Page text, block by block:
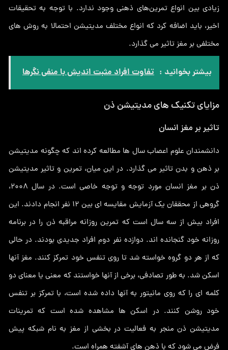
زیادی بین انواع تمرین‌های ذهنی وجود ندارد. با توجه به تحقیقات
اخیر، باید اضافه کرد که انواع مختلف مدیتیشن احتمالا به روش های
مختلفی بر مغز تاثیر می گذارد.
بیشتر بخوانید : تفاوت افراد مثبت‌ اندیش با منفی‌ نگرها
مزایای تکنیک های مدیتیشن ذن
تاثیر بر مغز انسان
دانشمندان علوم اعصاب سال ها مطالعه کرده اند که چگونه مدیتیشن
بر ذهن و بدن تاثیر می گذارد. در این میان، تمرین و تاثیر مدیتیشن
ذن بر مغز انسان مورد توجه و توجه خاصی است. در سال 2008،
گروهی از محققان یک آزمایش مقایسه ای بین 12 نفر انجام دادند. این
افراد بیش از سه سال است که تمرین روزانه مراقبه ذن را در برنامه
روزانه خود گنجانده اند. دوازده نفر دوم افراد جدیدی بودند. در حالی
که از هر دو گروه خواسته شد تا روی تنفس خود تمرکز کنند. مغز آنها
اسکن شد. به طور تصادفی، برخی از آنها خواستند که معنی یا معنای دو
کلمه ای را که روی مانیتور به آنها داده شده است، با تمرکز بر تنفس
خود روشن کنند. در اسکن ها مشاهده شده است که تمرینات
مدیتیشن ذن منجر به فعالیت در بخشی از مغز به نام شبکه پیش
فرض می شود که با ذهن های آشفته همراه است.